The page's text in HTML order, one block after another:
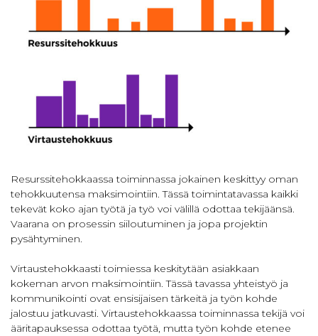
Resurssitehokkaassa toiminnassa jokainen keskittyy oman
tehokkuutensa maksimointiin. Tässä toimintatavassa kaikki
tekevät koko ajan työtä ja työ voi välillä odottaa tekijäänsä.
Vaarana on prosessin siiloutuminen ja jopa projektin
pysähtyminen.
Virtaustehokkaasti toimiessa keskitytään asiakkaan
kokeman arvon maksimointiin. Tässä tavassa yhteistyö ja
kommunikointi ovat ensisijaisen tärkeitä ja työn kohde
jalostuu jatkuvasti. Virtaustehokkaassa toiminnassa tekijä voi
ääritapauksessa odottaa työtä, mutta työn kohde etenee